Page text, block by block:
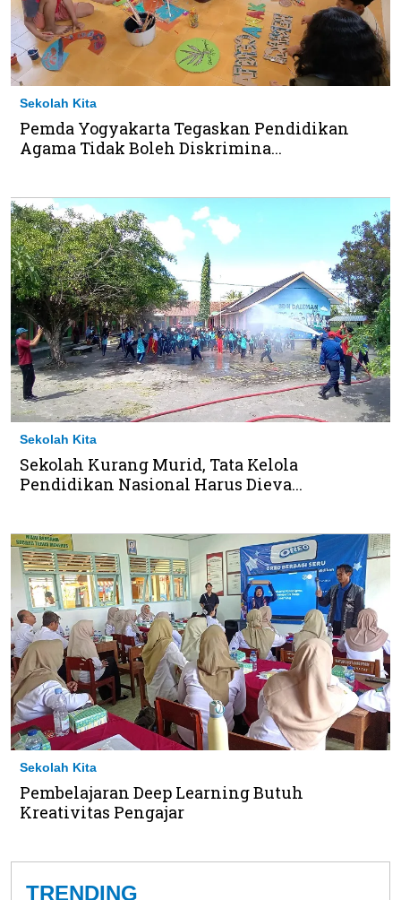
Sekolah Kita
Pemda Yogyakarta Tegaskan Pendidikan
Agama Tidak Boleh Diskrimina...
Sekolah Kita
Sekolah Kurang Murid, Tata Kelola
Pendidikan Nasional Harus Dieva...
Sekolah Kita
Pembelajaran Deep Learning Butuh
Kreativitas Pengajar
TRENDING